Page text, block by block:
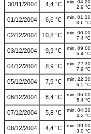
30/11/2004 4,4 °C
min. 04:20
2,9 °C
01/12/2004 6,6 °C
min. 01:30
3,6 °C
02/12/2004 10,8 °C
min. 00:00
7,4 °C
03/12/2004 9,9 °C
min. 09:00
6,4 °C
04/12/2004 8,9 °C
min. 22:30
7,9 °C
05/12/2004 7,9 °C
min. 22:30
6,5 °C
06/12/2004 6,4 °C
min. 06:00
5,4 °C
07/12/2004 5,8 °C
min. 04:30
4,2 °C
08/12/2004 4,4 °C
min. 09:00
3,0 °C